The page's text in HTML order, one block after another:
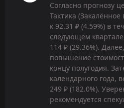
Согласно прогнозу
Тактика
к 92.31 ₽ (4.59%) в
следующем
114 ₽ (29.36%).
повышение
концу полугодия.
календарного года,
249 ₽ (182.0%).
рекомендуется